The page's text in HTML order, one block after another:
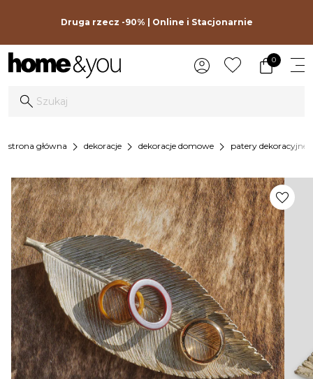
Druga rzecz -90% | Online i Stacjonarnie
0
strona główna chevron_right dekoracje chevron_right dekoracje domowe chevron_right patery dekoracyjne
favorite